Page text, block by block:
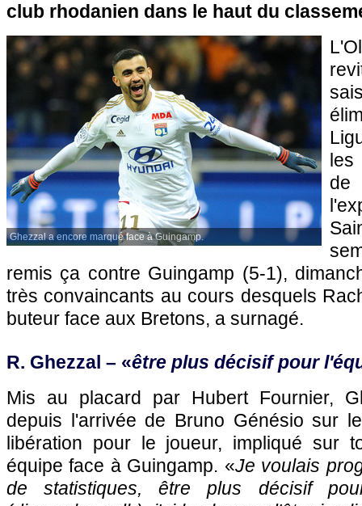
club rhodanien dans le haut du
Ghezzal a encore marqué face à Guingamp.
les
de
remis ça contre Guingamp (5-1),
très convaincants au cours desquels
buteur face aux Bretons, a surnagé.
R. Ghezzal – «être plus décisif pour
Mis au placard par Hubert Fournier,
depuis l'arrivée de Bruno Génésio sur
libération pour le joueur, impliqué sur
équipe face à Guingamp. «Je voulais
de statistiques, être plus décisif